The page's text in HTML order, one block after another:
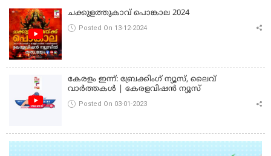
ചക്കുളത്തുകാവ് പൊങ്കാല 2024
Posted On 13-12-2024
കേരളം ഇന്ന്: ബ്രേക്കിംഗ് ന്യൂസ്, ലൈവ്
വാർത്തകൾ | കേരളവിഷൻ ന്യൂസ്
Posted On 03-01-2023